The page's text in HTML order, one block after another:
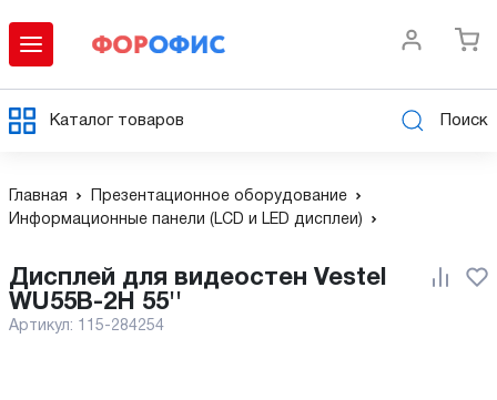
Каталог товаров Поиск
Главная
Презентационное оборудование
Информационные панели (LCD и LED дисплеи)
Дисплей для видеостен Vestel
WU55B-2H 55''
Артикул: 115-284254